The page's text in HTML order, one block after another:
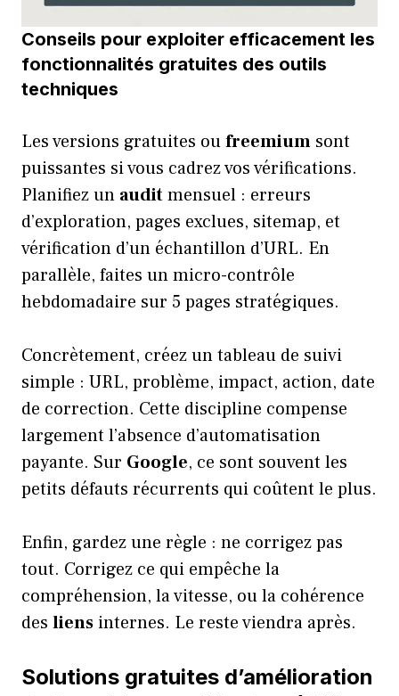
Conseils pour exploiter efficacement les
fonctionnalités gratuites des outils
techniques
Les versions gratuites oufreemium sont
puissantes si vous cadrez vos vérifications.
Planifiez un auditmensuel : erreurs
d’exploration, pages exclues, sitemap, et
vérification d’un échantillon d’URL. En
parallèle, faites un micro-contrôle
hebdomadaire sur 5 pages stratégiques.
Concrètement, créez un tableau de suivi
simple : URL, problème, impact, action, date
de correction. Cette discipline compense
largement l’absence d’automatisation
payante. Sur Google, ce sont souvent les
petits défauts récurrents qui coûtent le plus.
Enfin, gardez une règle : ne corrigez pas
tout. Corrigez ce qui empêche la
compréhension, la vitesse, ou la cohérence
des liens internes. Le reste viendra après.
Solutions gratuites d’amélioration